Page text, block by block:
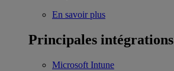
En savoir plus
Principales intégrations
Microsoft Intune